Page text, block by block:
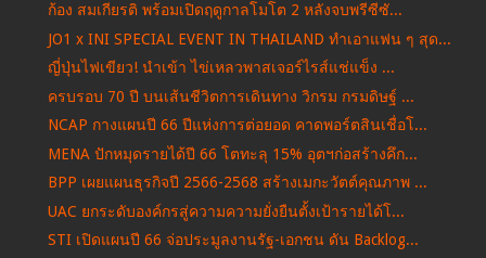
ก้อง สมเกียรติ พร้อมเปิดฤดูกาลโมโต 2 หลังจบพรีซีซั...
JO1 x INI SPECIAL EVENT IN THAILAND ทำเอาแฟน ๆ สุด...
ญี่ปุ่นไฟเขียว! นำเข้า ไข่เหลวพาสเจอร์ไรส์แช่แข็ง ...
ครบรอบ 70 ปี บนเส้นชีวิตการเดินทาง วิกรม กรมดิษฐ์ ...
NCAP กางแผนปี 66 ปีแห่งการต่อยอด คาดพอร์ตสินเชื่อโ...
MENA ปักหมุดรายได้ปี 66 โตทะลุ 15% อุตฯก่อสร้างคึก...
BPP เผยแผนธุรกิจปี 2566-2568 สร้างเมกะวัตต์คุณภาพ ...
UAC ยกระดับองค์กรสู่ความความยั่งยืนตั้งเป้ารายได้โ...
STI เปิดแผนปี 66 จ่อประมูลงานรัฐ-เอกชน ดัน Backlog...